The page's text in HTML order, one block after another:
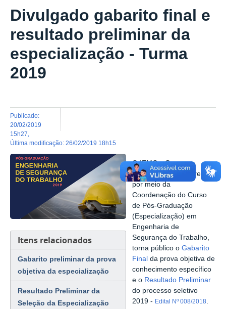
Divulgado gabarito final e
resultado preliminar da
especialização - Turma
2019
publicado:
20/02/2019
15h27
última modificação: 26/02/2019 18h15
Itens relacionados
Gabarito preliminar da prova
objetiva da especialização
Resultado Preliminar da
Seleção da Especialização
O IFMG -Campus
Governador Valadares,
por meio da
Coordenação do Curso
de Pós-Graduação
(Especialização) em
Engenharia de
Segurança do Trabalho,
torna público oGabarito
Final da prova objetiva de
conhecimento específico
e o Resultado Preliminar
do processo seletivo
2019 - Edital Nº 008/2018.